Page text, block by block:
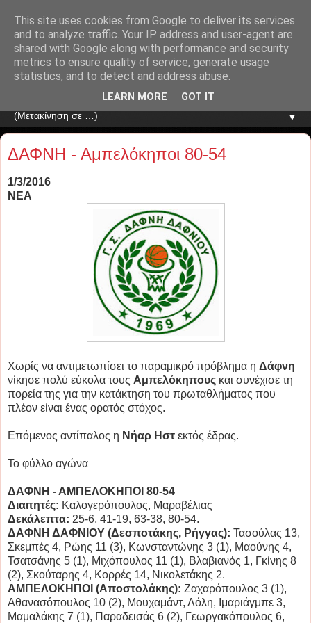
▼
ΔΑΦΝΗ - Αμπελόκηποι 80-54
1/3/2016
ΝΕΑ
Χωρίς να αντιμετωπίσει το παραμικρό πρόβλημα η Δάφνη
νίκησε πολύ εύκολα τους Αμπελόκηπους και συνέχισε τη
πορεία της για την κατάκτηση του πρωταθλήματος που
πλέον είναι ένας ορατός στόχος.
Επόμενος αντίπαλος η Νήαρ Ηστ εκτός έδρας.
Το φύλλο αγώνα
ΔΑΦΝΗ - ΑΜΠΕΛΟΚΗΠΟΙ 80-54
Διαιτητές: Καλογερόπουλος, Μαραβέλιας
Δεκάλεπτα: 25-6, 41-19, 63-38, 80-54.
ΔΑΦΝΗ ΔΑΦΝΙΟΥ (Δεσποτάκης, Ρήγγας): Τασούλας 13,
Σκεμπές 4, Ρώης 11 (3), Κωνσταντώνης 3 (1), Μαούνης 4,
Τσατσάνης 5 (1), Μιχόπουλος 11 (1), Βλαβιανός 1, Γκίνης 8
(2), Σκούταρης 4, Κορρές 14, Νικολετάκης 2.
ΑΜΠΕΛΟΚΗΠΟΙ (Αποστολάκης): Ζαχαρόπουλος 3 (1),
Aθανασόπουλος 10 (2), Μουχαμάντ, Λόλη, Ιμαριάγμπε 3,
Μαμαλάκης 7 (1), Παραδεισάς 6 (2), Γεωργακόπουλος 6,
This site uses cookies from Google to deliver its services
and to analyze traffic. Your IP address and user-agent are
shared with Google along with performance and security
metrics to ensure quality of service, generate usage
statistics, and to detect and address abuse.
LEARN MORE GOT IT